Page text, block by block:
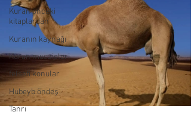
Kuran önceki
kitaplardan
Kuranın kaynağı
Kuran muczieleri
felsefi konular
Hubeyb öndeş
Tanrı